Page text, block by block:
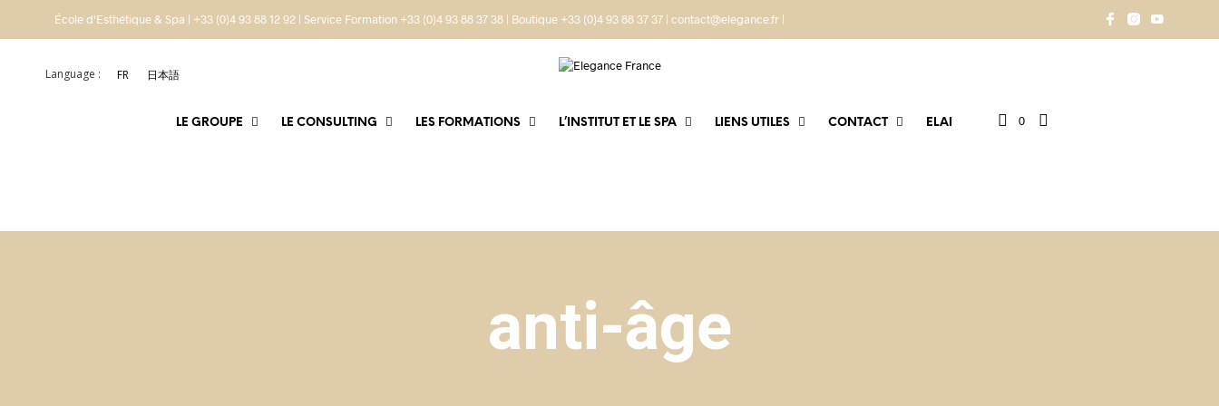
École d'Esthétique & Spa | +33 (0)4 93 88 12 92 | Service Formation +33 (0)4 93 88 37 38 | Boutique +33 (0)4 93 88 37 37 | contact@elegance.fr |
Language : FR 日本語
LE GROUPE LE CONSULTING LES FORMATIONS L’INSTITUT ET LE SPA LIENS UTILES CONTACT ELAI 0
anti-âge